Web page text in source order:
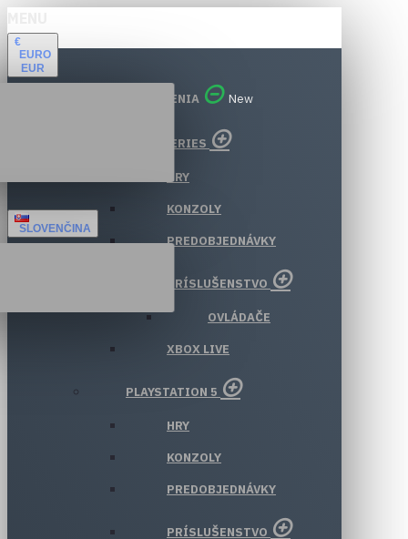
€
EURO
EUR
SLOVENČINA
VŠETKY ODDELENIA New
XBOX SERIES
HRY
KONZOLY
PREDOBJEDNÁVKY
PRÍSLUŠENSTVO
OVLÁDAČE
XBOX LIVE
PLAYSTATION 5
HRY
KONZOLY
PREDOBJEDNÁVKY
PRÍSLUŠENSTVO